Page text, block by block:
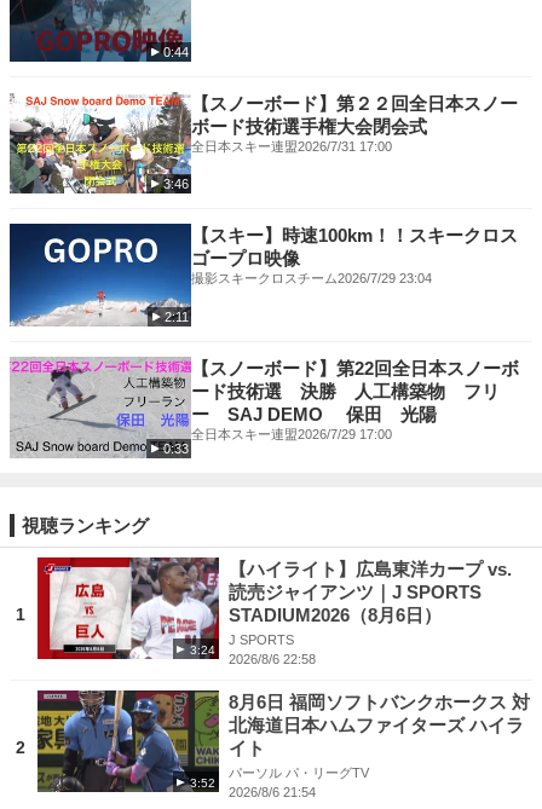
0:44
3:46
【スノーボード】第２２回全日本スノー
ボード技術選手権大会閉会式
全日本スキー連盟2026/7/31 17:00
2:11
【スキー】時速100km！！スキークロス
ゴープロ映像
撮影スキークロスチーム2026/7/29 23:04
0:33
【スノーボード】第22回全日本スノーボ
ード技術選 決勝 人工構築物 フリ
ー SAJ DEMO 保田 光陽
全日本スキー連盟2026/7/29 17:00
視聴ランキング
1
3:24
【ハイライト】広島東洋カープ vs.
読売ジャイアンツ｜J SPORTS
STADIUM2026（8月6日）
J SPORTS
2026/8/6 22:58
2
3:52
8月6日 福岡ソフトバンクホークス 対
北海道日本ハムファイターズ ハイラ
イト
パーソル パ・リーグTV
2026/8/6 21:54